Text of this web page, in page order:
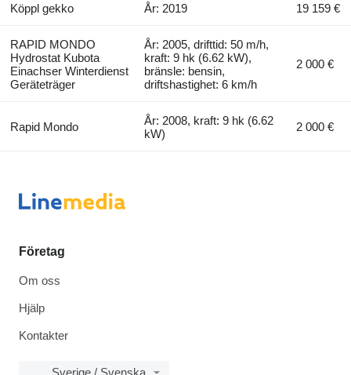
Köppl gekko År: 2019 19 159 €
RAPID MONDO
Hydrostat Kubota
Einachser Winterdienst
Geräteträger
År: 2005, drifttid: 50 m/h,
kraft: 9 hk (6.62 kW),
bränsle: bensin,
driftshastighet: 6 km/h
2 000 €
Rapid Mondo
År: 2008, kraft: 9 hk (6.62
kW)
2 000 €
Företag
Om oss
Hjälp
Kontakter
Sverige / Svenska